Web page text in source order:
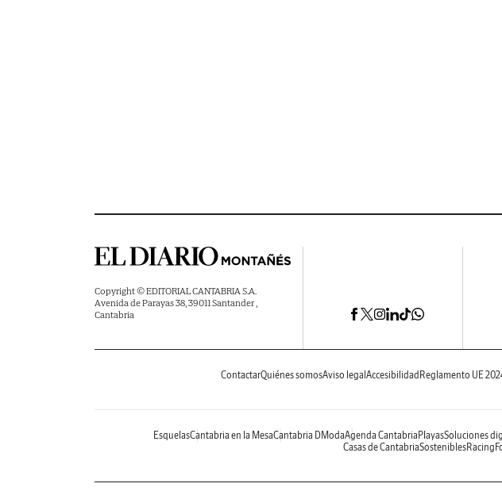
Copyright © EDITORIAL CANTABRIA S.A.
Avenida de Parayas 38, 39011 Santander ,
Cantabria
ContactarQuiénes somosAviso legal Accesibilidad Reglamento UE
EsquelasCantabria en la MesaCantabria DModaAgenda Cantabria PlayasSoluciones
Casas de CantabriaSosteniblesRacing